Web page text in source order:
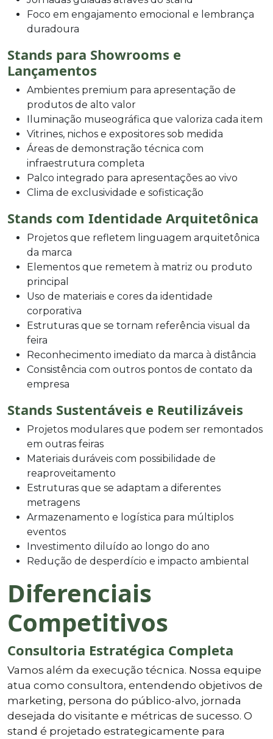
Foco em engajamento emocional e lembrança
duradoura
Stands para Showrooms e
Lançamentos
Ambientes premium para apresentação de
produtos de alto valor
Iluminação museográfica que valoriza cada item
Vitrines, nichos e expositores sob medida
Áreas de demonstração técnica com
infraestrutura completa
Palco integrado para apresentações ao vivo
Clima de exclusividade e sofisticação
Stands com Identidade Arquitetônica
Projetos que refletem linguagem arquitetônica
da marca
Elementos que remetem à matriz ou produto
principal
Uso de materiais e cores da identidade
corporativa
Estruturas que se tornam referência visual da
feira
Reconhecimento imediato da marca à distância
Consistência com outros pontos de contato da
empresa
Stands Sustentáveis e Reutilizáveis
Projetos modulares que podem ser remontados
em outras feiras
Materiais duráveis com possibilidade de
reaproveitamento
Estruturas que se adaptam a diferentes
metragens
Armazenamento e logística para múltiplos
eventos
Investimento diluído ao longo do ano
Redução de desperdício e impacto ambiental
Diferenciais
Competitivos
Consultoria Estratégica Completa
Vamos além da execução técnica. Nossa equipe
atua como consultora, entendendo objetivos de
marketing, persona do público-alvo, jornada
desejada do visitante e métricas de sucesso. O
stand é projetado estrategicamente para